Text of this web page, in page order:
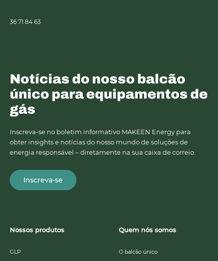
36 71 84 63
Nossos produtos
GLP
Quem nós somos
O balcão único
Notícias do nosso balcão
único para equipamentos de
gás
Inscreva-se no boletim informativo MAKEEN Energy para
obter insights e notícias do nosso mundo de soluções de
energia responsável – diretamente na sua caixa de correio.
Inscreva-se